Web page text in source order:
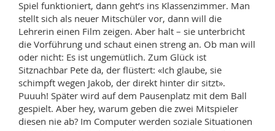
Spiel funktioniert, dann geht’s ins Klassenzimmer. Man
stellt sich als neuer Mitschüler vor, dann will die
Lehrerin einen Film zeigen. Aber halt – sie unterbricht
die Vorführung und schaut einen streng an. Ob man will
oder nicht: Es ist ungemütlich. Zum Glück ist
Sitznachbar Pete da, der flüstert: «Ich glaube, sie
schimpft wegen Jakob, der direkt hinter dir sitzt».
Puuuh! Später wird auf dem Pausenplatz mit dem Ball
gespielt. Aber hey, warum geben die zwei Mitspieler
diesen nie ab? Im Computer werden soziale Situationen